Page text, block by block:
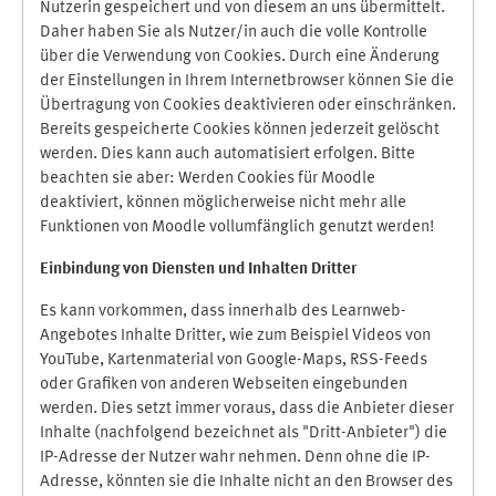
Nutzerin gespeichert und von diesem an uns übermittelt.
Daher haben Sie als Nutzer/in auch die volle Kontrolle
über die Verwendung von Cookies. Durch eine Änderung
der Einstellungen in Ihrem Internetbrowser können Sie die
Übertragung von Cookies deaktivieren oder einschränken.
Bereits gespeicherte Cookies können jederzeit gelöscht
werden. Dies kann auch automatisiert erfolgen. Bitte
beachten sie aber: Werden Cookies für Moodle
deaktiviert, können möglicherweise nicht mehr alle
Funktionen von Moodle vollumfänglich genutzt werden!
Einbindung von Diensten und Inhalten Dritter
Es kann vorkommen, dass innerhalb des Learnweb-
Angebotes Inhalte Dritter, wie zum Beispiel Videos von
YouTube, Kartenmaterial von Google-Maps, RSS-Feeds
oder Grafiken von anderen Webseiten eingebunden
werden. Dies setzt immer voraus, dass die Anbieter dieser
Inhalte (nachfolgend bezeichnet als "Dritt-Anbieter") die
IP-Adresse der Nutzer wahr nehmen. Denn ohne die IP-
Adresse, könnten sie die Inhalte nicht an den Browser des